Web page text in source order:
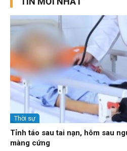
Thời sự
Tỉnh táo sau tai nạn, hôm sau
màng cứng